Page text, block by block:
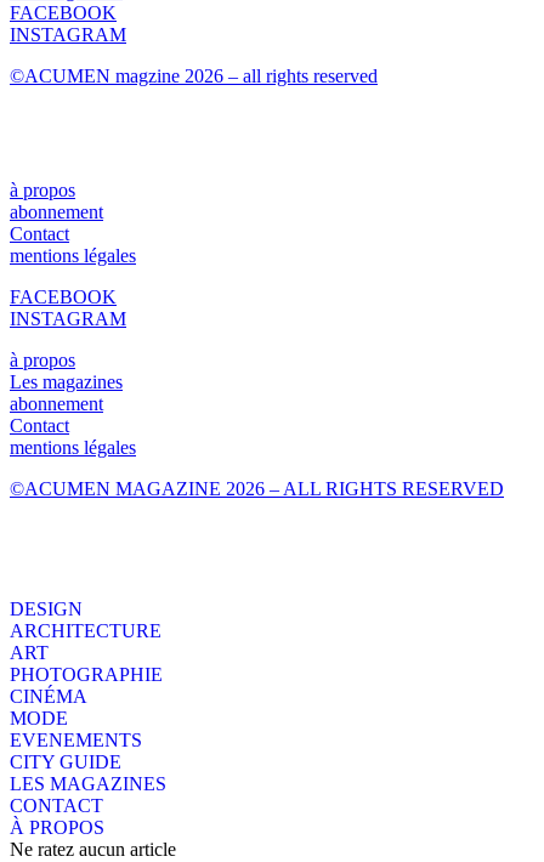
FACEBOOK
INSTAGRAM
©ACUMEN magzine 2026 – all rights reserved
à propos
abonnement
Contact
mentions légales
FACEBOOK
INSTAGRAM
à propos
Les magazines
abonnement
Contact
mentions légales
©ACUMEN MAGAZINE 2026 – ALL RIGHTS RESERVED
DESIGN
ARCHITECTURE
ART
PHOTOGRAPHIE
CINÉMA
MODE
EVENEMENTS
CITY GUIDE
LES MAGAZINES
CONTACT
À PROPOS
Ne ratez aucun article